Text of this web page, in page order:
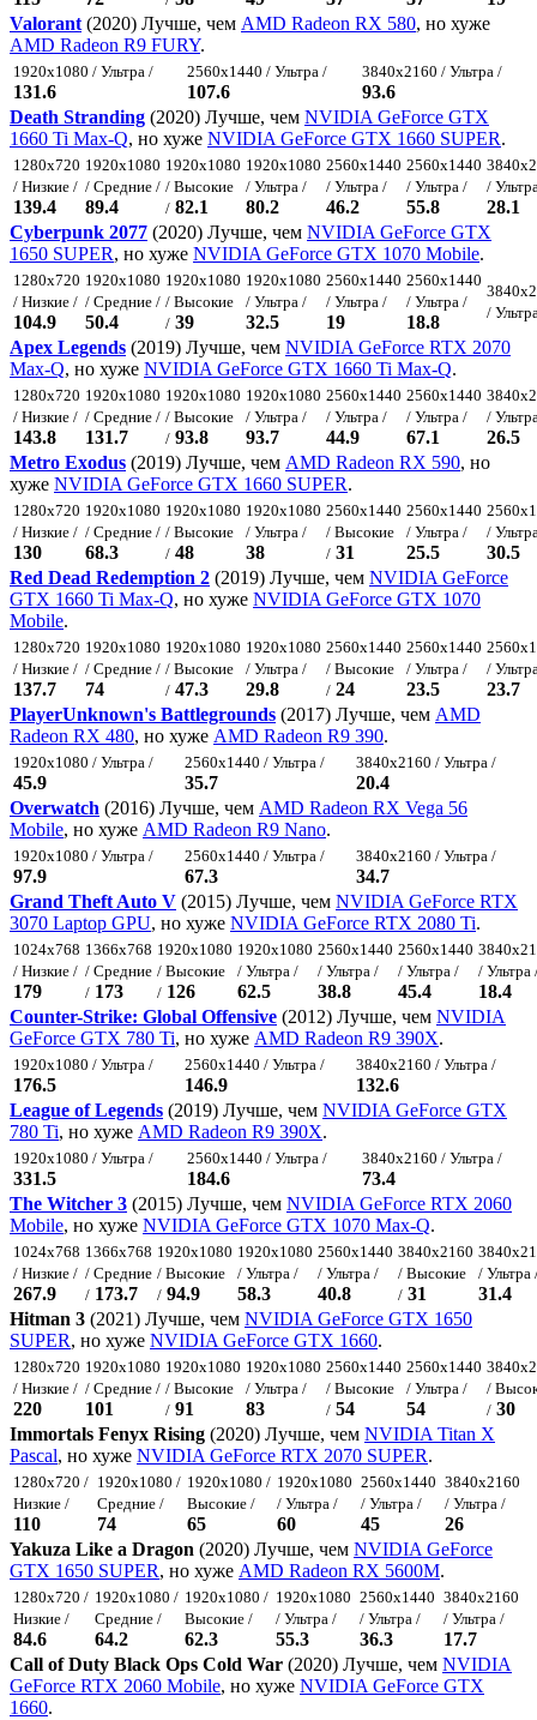
Valorant (2020) Лучше, чем AMD Radeon RX 580, но хуже
AMD Radeon R9 FURY.
1920x1080 / Ультра /
131.6
2560x1440 / Ультра /
107.6
3840x2160 / Ультра /
93.6
Death Stranding (2020) Лучше, чем NVIDIA GeForce GTX
1660 Ti Max-Q, но хуже NVIDIA GeForce GTX 1660 SUPER.
1280x720
/ Низкие /
139.4
1920x1080
/ Средние /
89.4
1920x1080
/ Высокие
/ 82.1
1920x1080
/ Ультра /
80.2
2560x1440
/ Ультра /
46.2
2560x1440
/ Ультра /
55.8
/
28.1
Cyberpunk 2077 (2020) Лучше, чем NVIDIA GeForce GTX
1650 SUPER, но хуже NVIDIA GeForce GTX 1070 Mobile.
1280x720
/ Низкие /
104.9
1920x1080
/ Средние /
50.4
1920x1080
/ Высокие
/ 39
1920x1080
/ Ультра /
32.5
2560x1440
/ Ультра /
19
2560x1440
/ Ультра /
18.8
/
Apex Legends (2019) Лучше, чем NVIDIA GeForce RTX 2070
Max-Q, но хуже NVIDIA GeForce GTX 1660 Ti Max-Q.
1280x720
/ Низкие /
143.8
1920x1080
/ Средние /
131.7
1920x1080
/ Высокие
/ 93.8
1920x1080
/ Ультра /
93.7
2560x1440
/ Ультра /
44.9
2560x1440
/ Ультра /
67.1
/
26.5
Metro Exodus (2019) Лучше, чем AMD Radeon RX 590, но
хуже NVIDIA GeForce GTX 1660 SUPER.
1280x720
/ Низкие /
130
1920x1080
/ Средние /
68.3
1920x1080
/ Высокие
/ 48
1920x1080
/ Ультра /
38
2560x1440
/ Высокие
/ 31
2560x1440
/ Ультра /
25.5
/
30.5
Red Dead Redemption 2 (2019) Лучше, чем NVIDIA GeForce
GTX 1660 Ti Max-Q, но хуже NVIDIA GeForce GTX 1070
Mobile.
1280x720
/ Низкие /
137.7
1920x1080
/ Средние /
74
1920x1080
/ Высокие
/ 47.3
1920x1080
/ Ультра /
29.8
2560x1440
/ Высокие
/ 24
2560x1440
/ Ультра /
23.5
/
23.7
PlayerUnknown's Battlegrounds (2017) Лучше, чем AMD
Radeon RX 480, но хуже AMD Radeon R9 390.
1920x1080 / Ультра /
45.9
2560x1440 / Ультра /
35.7
3840x2160 / Ультра /
20.4
Overwatch (2016) Лучше, чем AMD Radeon RX Vega 56
Mobile, но хуже AMD Radeon R9 Nano.
1920x1080 / Ультра /
97.9
2560x1440 / Ультра /
67.3
3840x2160 / Ультра /
34.7
Grand Theft Auto V (2015) Лучше, чем NVIDIA GeForce RTX
3070 Laptop GPU, но хуже NVIDIA GeForce RTX 2080 Ti.
1024x768
/ Низкие /
179
1366x768
/ Средние
/ 173
1920x1080
/ Высокие
/ 126
1920x1080
/ Ультра /
62.5
2560x1440
/ Ультра /
38.8
2560x1440
/ Ультра /
45.4
/ Ультра
18.4
Counter-Strike: Global Offensive (2012) Лучше, чем NVIDIA
GeForce GTX 780 Ti, но хуже AMD Radeon R9 390X.
1920x1080 / Ультра /
176.5
2560x1440 / Ультра /
146.9
3840x2160 / Ультра /
132.6
League of Legends (2019) Лучше, чем NVIDIA GeForce GTX
780 Ti, но хуже AMD Radeon R9 390X.
1920x1080 / Ультра /
331.5
2560x1440 / Ультра /
184.6
3840x2160 / Ультра /
73.4
The Witcher 3 (2015) Лучше, чем NVIDIA GeForce RTX 2060
Mobile, но хуже NVIDIA GeForce GTX 1070 Max-Q.
1024x768
/ Низкие /
267.9
1366x768
/ Средние
/ 173.7
1920x1080
/ Высокие
/ 94.9
1920x1080
/ Ультра /
58.3
2560x1440
/ Ультра /
40.8
3840x2160
/ Высокие
/ 31
/ Ультра
31.4
Hitman 3 (2021) Лучше, чем NVIDIA GeForce GTX 1650
SUPER, но хуже NVIDIA GeForce GTX 1660.
1280x720
/ Низкие /
220
1920x1080
/ Средние /
101
1920x1080
/ Высокие
/ 91
1920x1080
/ Ультра /
83
2560x1440
/ Высокие
/ 54
2560x1440
/ Ультра /
54
/
/ 30
Immortals Fenyx Rising (2020) Лучше, чем NVIDIA Titan X
Pascal, но хуже NVIDIA GeForce RTX 2070 SUPER.
1280x720 /
Низкие /
110
1920x1080 /
Средние /
74
1920x1080 /
Высокие /
65
1920x1080
/ Ультра /
60
2560x1440
/ Ультра /
45
3840x2160
/ Ультра /
26
Yakuza Like a Dragon (2020) Лучше, чем NVIDIA GeForce
GTX 1650 SUPER, но хуже AMD Radeon RX 5600M.
1280x720 /
Низкие /
84.6
1920x1080 /
Средние /
64.2
1920x1080 /
Высокие /
62.3
1920x1080
/ Ультра /
55.3
2560x1440
/ Ультра /
36.3
3840x2160
/ Ультра /
17.7
Call of Duty Black Ops Cold War (2020) Лучше, чем NVIDIA
GeForce RTX 2060 Mobile, но хуже NVIDIA GeForce GTX
1660.